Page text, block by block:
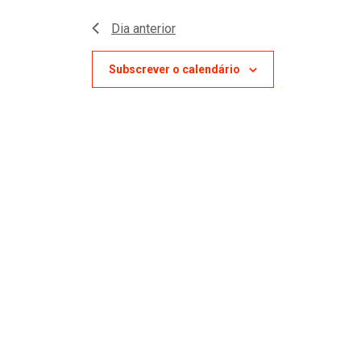
Dia anterior
Subscrever o calendário